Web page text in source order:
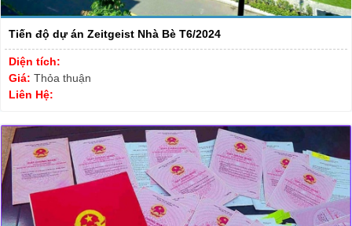
Tiến độ dự án Zeitgeist Nhà Bè T6/2024
Diện tích:
Giá: Thỏa thuận
Liên Hệ: